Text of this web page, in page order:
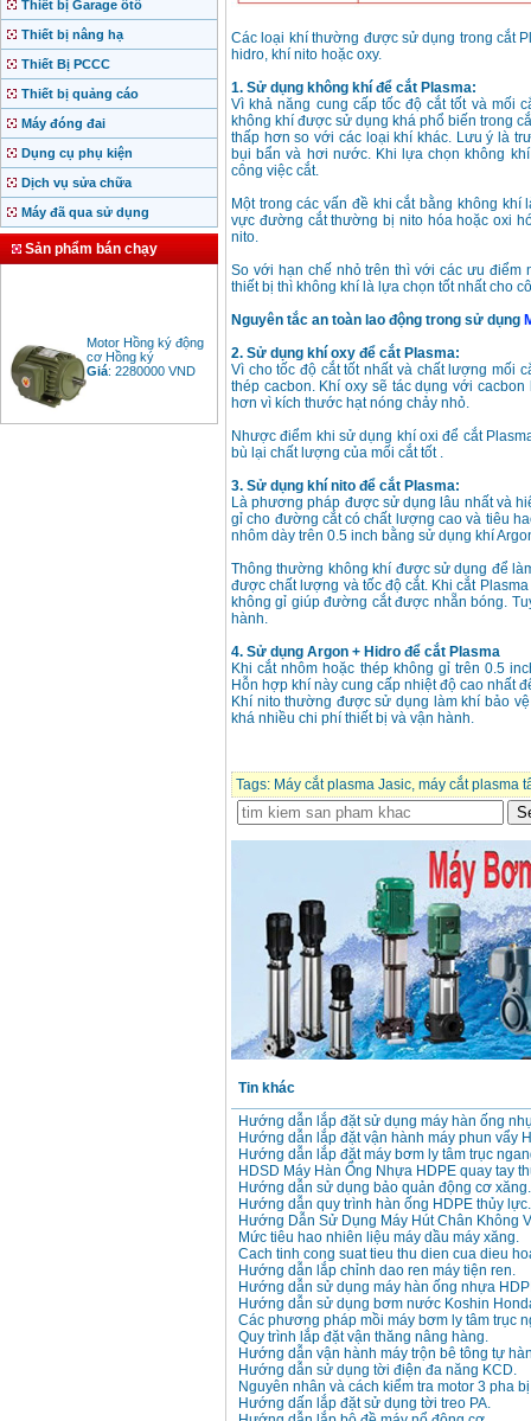
Thiết bị Garage ôtô
Thiết bị nâng hạ
Thiết Bị PCCC
Thiết bị quảng cáo
Máy đóng đai
Dụng cụ phụ kiện
Dịch vụ sửa chữa
Máy đã qua sử dụng
Sản phẩm bán chạy
Motor Hồng ký động
cơ Hồng ký
Giá :2280000 VND
Các loại khí thường được sử dụng trong cắt
hidro, khí nito hoặc oxy.
1. Sử dụng không khí để cắt Plasma:
Vì khả năng cung cấp tốc độ cắt tốt và mối
không khí được sử dụng khá phổ biến trong
thấp hơn so với các loại khí khác. Lưu ý là
bụi bẩn và hơi nước. Khi lựa chọn không
công việc cắt.
Một trong các vấn đề khi cắt bằng không
vực đường cắt thường bị nito hóa hoặc oxi
nito.
So với hạn chế nhỏ trên thì với các ưu điểm
thiết bị thì không khí là lựa chọn tốt nhất cho
Nguyên tắc an toàn lao động trong sử dụng
2. Sử dụng khí oxy để cắt Plasma:
Vì cho tốc độ cắt tốt nhất và chất lượng mối
thép cacbon. Khí oxy sẽ tác dụng với
hơn vì kích thước hạt nóng chảy nhỏ.
Nhược điểm khi sử dụng khí oxi để cắt
bù lại chất lượng của mối cắt tốt .
3. Sử dụng khí nito để cắt Plasma:
Là phương pháp được sử dụng lâu nhất và
gỉ cho đường cắt có chất lượng cao và tiêu
nhôm dày trên 0.5 inch bằng sử dụng khí
Thông thường không khí được sử dụng để
được chất lượng và tốc độ cắt. Khi cắt
không gỉ giúp đường cắt được nhẵn bóng.
hành.
4. Sử dụng Argon + Hidro để cắt Plasma
Khi cắt nhôm hoặc thép không gỉ trên 0.5
Hỗn hợp khí này cung cấp nhiệt độ cao nhất
Khí nito thường được sử dụng làm khí bảo
khá nhiều chi phí thiết bị và vận hành.
Tags: Máy cắt plasma Jasic, máy cắt plasma
Tin khác
Hướng dẫn lắp đặt sử dụng máy hàn ống
Hướng dẫn lắp đặt vận hành máy phun vẩy
Hướng dẫn lắp đặt máy bơm ly tâm trục
HDSD Máy Hàn Ống Nhựa HDPE quay tay
Hướng dẫn sử dụng bảo quản động cơ xăng.
Hướng dẫn quy trình hàn ống HDPE thủy lực.
Hướng Dẫn Sử Dụng Máy Hút Chân Không
Mức tiêu hao nhiên liệu máy dầu máy xăng.
Cach tinh cong suat tieu thu dien cua dieu
Hướng dẫn lắp chỉnh dao ren máy tiện ren.
Hướng dẫn sử dụng máy hàn ống nhựa
Hướng dẫn sử dụng bơm nước Koshin
Các phương pháp mồi máy bơm ly tâm trục
Quy trình lắp đặt vận thăng nâng hàng.
Hướng dẫn vận hành máy trộn bê tông tự
Hướng dẫn sử dụng tời điện đa năng KCD.
Nguyên nhân và cách kiểm tra motor 3 pha
Hướng dấn lắp đặt sử dụng tời treo PA.